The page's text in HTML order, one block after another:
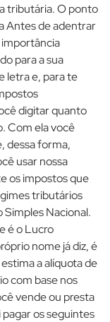
tributária. O ponto
Antes de adentrar
para a sua
letra e, para te
digitar quanto
Com ela você
dessa forma,
usar nossa
os impostos que
tributários
Simples Nacional.
é o Lucro
nome já diz, é
a alíquota de
com base nos
vende ou presta
os seguintes